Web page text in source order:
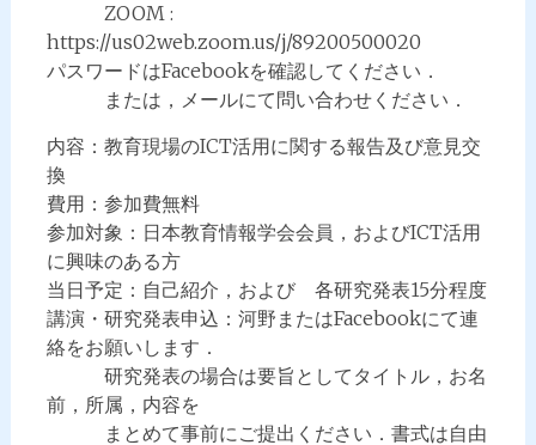
ZOOM :
https://us02web.zoom.us/j/89200500020
パスワードはFacebookを確認してください．
または，メールにて問い合わせください．
内容：教育現場のICT活用に関する報告及び意見交
換
費用：参加費無料
参加対象：日本教育情報学会会員，およびICT活用
に興味のある方
当日予定：自己紹介，および 各研究発表15分程度
講演・研究発表申込：河野またはFacebookにて連
絡をお願いします．
研究発表の場合は要旨としてタイトル，お名
前，所属，内容を
まとめて事前にご提出ください．書式は自由